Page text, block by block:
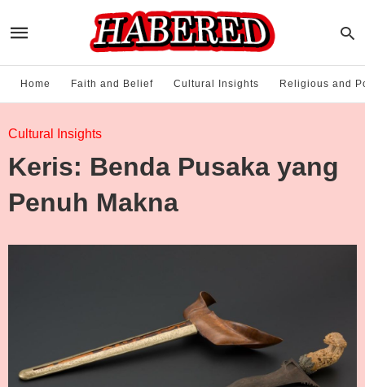
Home Faith and Belief Cultural Insights Religious and
Cultural Insights
Keris: Benda Pusaka yang
Penuh Makna